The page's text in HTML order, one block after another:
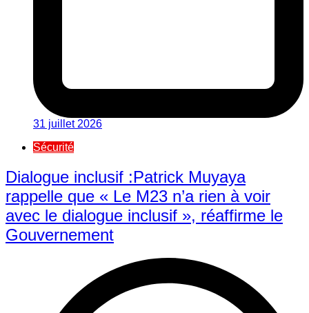
31 juillet 2026
Sécurité
Dialogue inclusif :Patrick Muyaya
rappelle que « Le M23 n’a rien à voir
avec le dialogue inclusif », réaffirme le
Gouvernement